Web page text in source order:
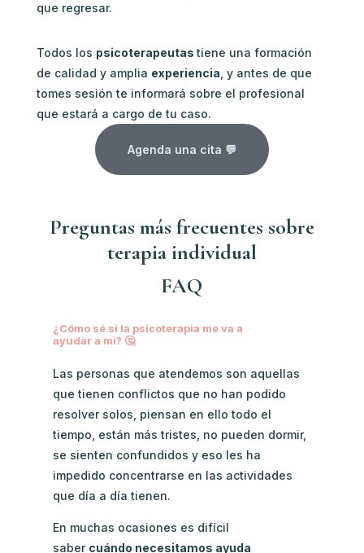
que regresar.
Todos los psicoterapeutastiene una formación
de calidad y amplia experiencia , y antes de que
tomes sesión te informará sobre el profesional
que estará a cargo de tu caso.
Agenda una cita 💬
Preguntas más frecuentes sobre
terapia individual
FAQ
¿Cómo sé si la psicoterapia me va a
ayudar a mi? 🤔
Las personas que atendemos son aquellas
que tienen conflictos que no han podido
resolver solos, piensan en ello todo el
tiempo, están más tristes, no pueden dormir,
se sienten confundidos y eso les ha
impedido concentrarse en las actividades
que día a día tienen.
En muchas ocasiones es difícil
saber cuándo necesitamos ayuda